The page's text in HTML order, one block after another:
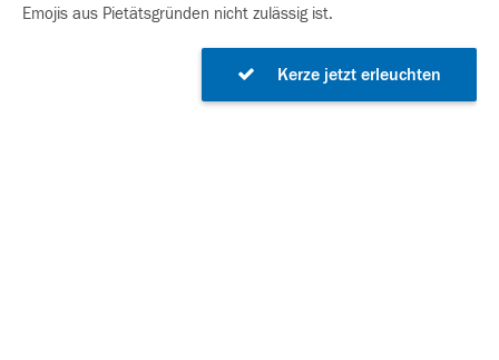
Emojis aus Pietätsgründen nicht zulässig ist.
Kerze jetzt erleuchten